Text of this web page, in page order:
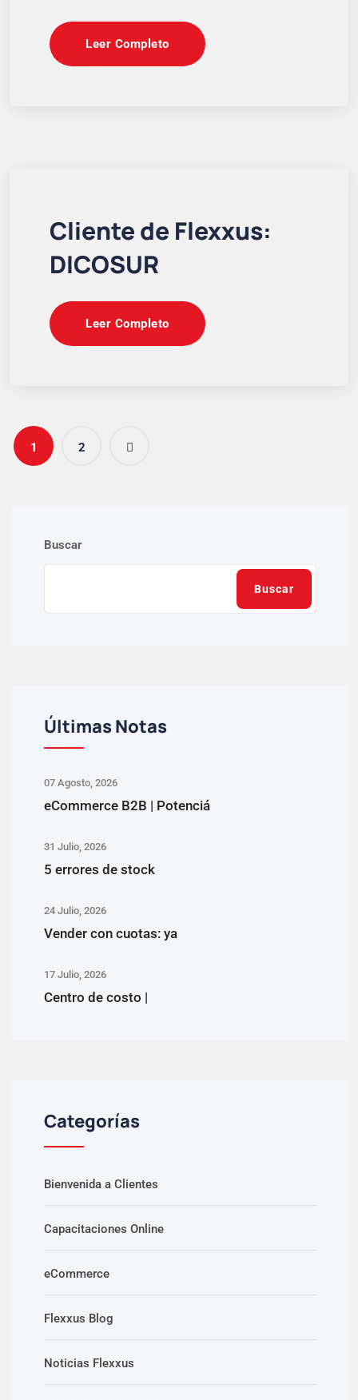
Leer Completo
Cliente de Flexxus:
DICOSUR
Leer Completo
1 2
Buscar
Buscar
Últimas Notas
07 Agosto, 2026
eCommerce B2B | Potenciá
31 Julio, 2026
5 errores de stock
24 Julio, 2026
Vender con cuotas: ya
17 Julio, 2026
Centro de costo |
Categorías
Bienvenida a Clientes
Capacitaciones Online
eCommerce
Flexxus Blog
Noticias Flexxus